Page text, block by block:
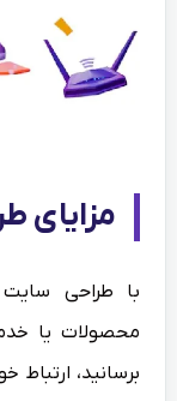
مزایای
با طراحی سایت
محصولات یا
برسانید، ارتباط